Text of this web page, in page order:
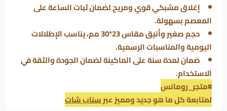
إغلاق مشبكي قوي ومريح لضمان ثبات الساعة على
المعصم بسهولة.
حجم صغير وأنيق مقاس 23*30 مم، يناسب الإطلالات
اليومية والمناسبات الرسمية.
ضمان لمدة سنة على الماكينة لضمان الجودة والثقة في
الاستخدام.
#متجر_رومانس
لمتابعة كل ما هو جديد ومميز عبرسناب شات